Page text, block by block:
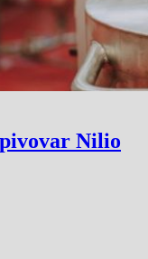
Nilio